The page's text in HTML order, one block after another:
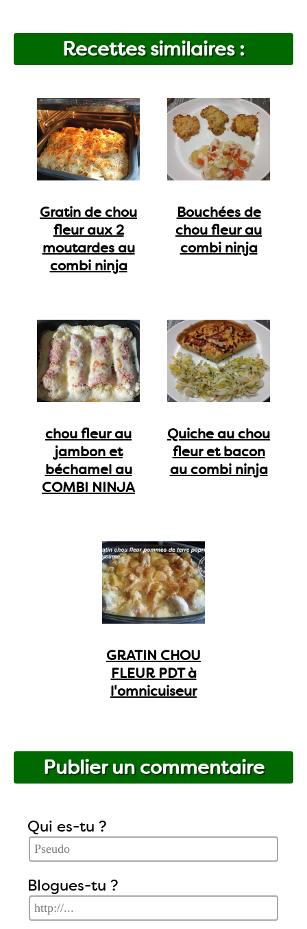
Recettes similaires :
Gratin de chou
fleur aux 2
moutardes au
combi ninja
Bouchées de
chou fleur au
combi ninja
chou fleur au
jambon et
béchamel au
COMBI NINJA
Quiche au chou
fleur et bacon
au combi ninja
GRATIN CHOU
FLEUR PDT à
l'omnicuiseur
Publier un commentaire
Qui es-tu ?
Blogues-tu ?